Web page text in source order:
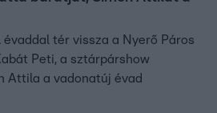
tér vissza a Nyerő Páros
Peti, a sztárpárshow
Attila a vadonatúj évad